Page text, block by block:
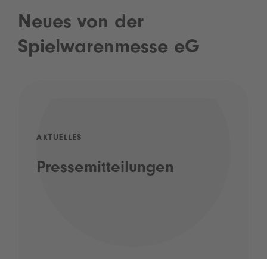
Neues von der
Spielwarenmesse eG
AKTUELLES
Pressemitteilungen